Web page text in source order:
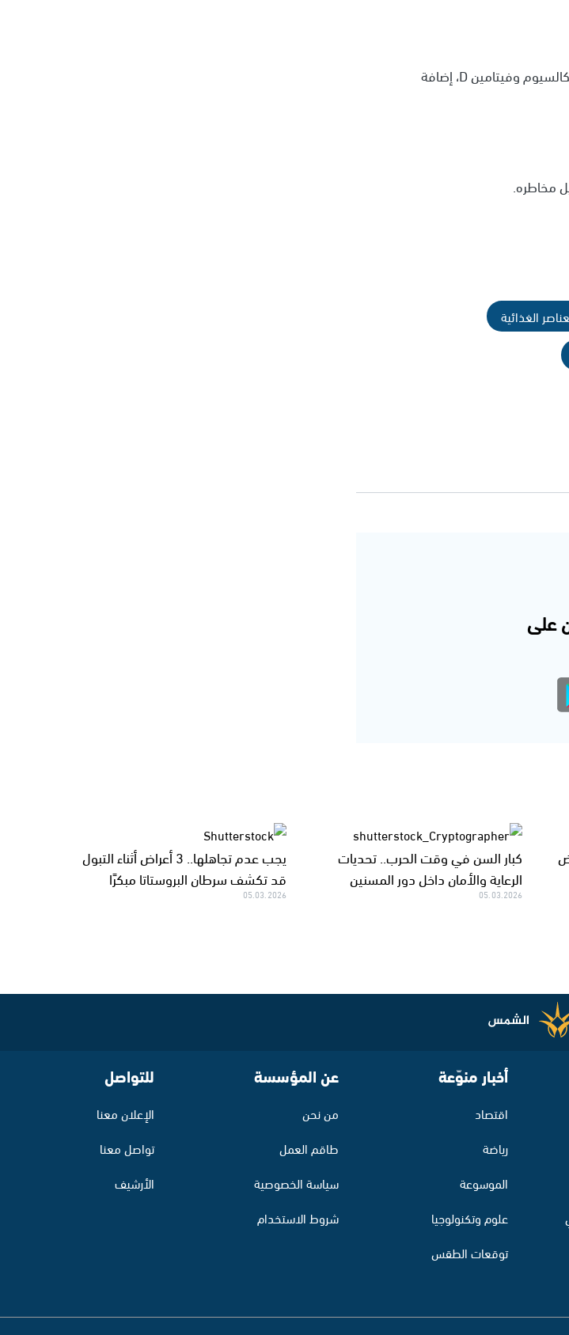
يشدد الأطباء على أهمية الوقاية من هشاشة العظام عبر اتباع نظام غذائي غني بالكالسيوم وفيتامين D، إضافة
مخاطره.
الغذائية
على
أعراض
كبار السن في وقت الحرب.. تحديات
الرعاية والأمان داخل دور المسنين
05.03.2026
يجب عدم تجاهلها.. 3 أعراض أثناء التبول
قد تكشف سرطان البروستاتا مبكرًا
05.03.2026
أخبار منوّعة
اقتصاد
رياضة
الموسوعة
علوم وتكنولوجيا
توقعات الطقس
عن المؤسسة
من نحن
طاقم العمل
سياسة الخصوصية
شروط الاستخدام
للتواصل
الإعلان معنا
تواصل معنا
الأرشيف